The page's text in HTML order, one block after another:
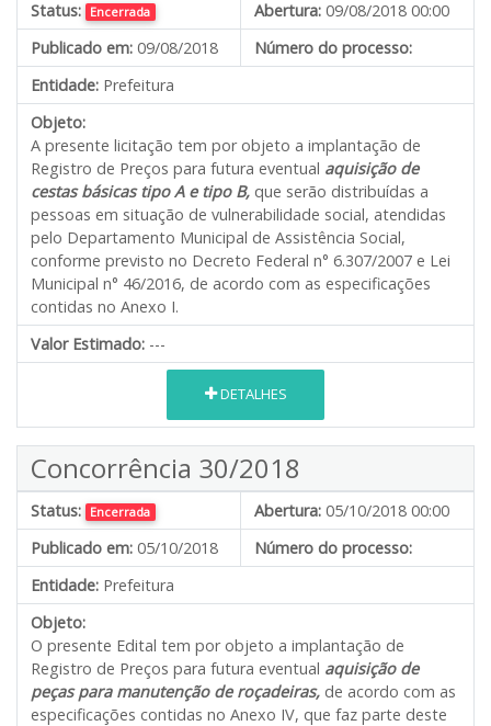
Status: Encerrada Abertura: 09/08/2018 00:00
Publicado em: 09/08/2018
Número do processo:
Entidade: Prefeitura
Objeto:
A presente licitação tem por objeto a implantação de
Registro de Preços para futura eventual aquisição de
cestas básicas tipo A e tipo B, que serão distribuídas a
pessoas em situação de vulnerabilidade social, atendidas
pelo Departamento Municipal de Assistência Social,
conforme previsto no Decreto Federal n° 6.307/2007 e Lei
Municipal n° 46/2016, de acordo com as especificações
contidas no Anexo I.
Valor Estimado: ---
DETALHES
Concorrência 30/2018
Status: Encerrada Abertura: 05/10/2018 00:00
Publicado em: 05/10/2018
Número do processo:
Entidade: Prefeitura
Objeto:
O presente Edital tem por objeto a implantação de
Registro de Preços para futura eventual aquisição de
peças para manutenção de roçadeiras, de acordo com as
especificações contidas no Anexo IV, que faz parte deste